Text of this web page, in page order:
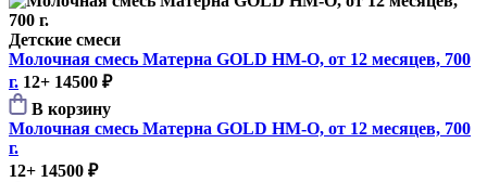
Детские смеси
Молочная смесь Матерна GOLD HM-O, от 12 месяцев, 700
г. 12+ 14500 ₽
В корзину
Молочная смесь Матерна GOLD HM-O, от 12 месяцев, 700
г.
12+ 14500 ₽